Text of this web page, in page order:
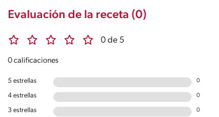
Evaluación de la receta (0)
0 de 5
0 calificaciones
5 estrellas 0
4 estrellas 0
3 estrellas 0